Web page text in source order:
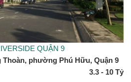
QUẬN 9
phường Phú Hữu, Quận 9
3.3 - 10 Tỷ